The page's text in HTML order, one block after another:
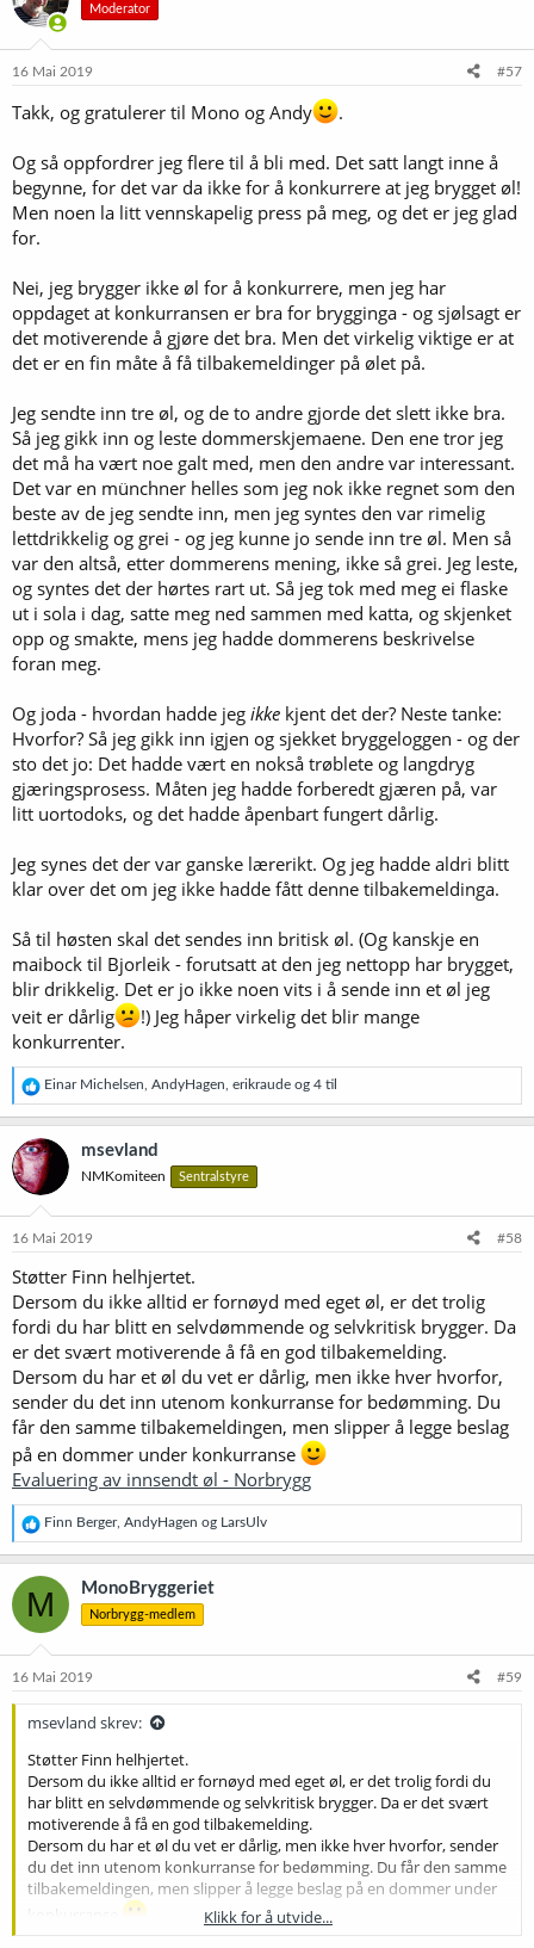
j
o
e
:
Moderator
16 Mai 2019 #57
Takk, og gratulerer til Mono og Andy .
Og så oppfordrer jeg flere til å bli med. Det satt langt inne å
begynne, for det var da ikke for å konkurrere at jeg brygget øl!
Men noen la litt vennskapelig press på meg, og det er jeg glad
for.
Nei, jeg brygger ikke øl for å konkurrere, men jeg har
oppdaget at konkurransen er bra for brygginga - og sjølsagt er
det motiverende å gjøre det bra. Men det virkelig viktige er at
det er en fin måte å få tilbakemeldinger på ølet på.
Jeg sendte inn tre øl, og de to andre gjorde det slett ikke bra.
Så jeg gikk inn og leste dommerskjemaene. Den ene tror jeg
det må ha vært noe galt med, men den andre var interessant.
Det var en münchner helles som jeg nok ikke regnet som den
beste av de jeg sendte inn, men jeg syntes den var rimelig
lettdrikkelig og grei - og jeg kunne jo sende inn tre øl. Men så
var den altså, etter dommerens mening, ikke så grei. Jeg leste,
og syntes det der hørtes rart ut. Så jeg tok med meg ei flaske
ut i sola i dag, satte meg ned sammen med katta, og skjenket
opp og smakte, mens jeg hadde dommerens beskrivelse
foran meg.
Og joda - hvordan hadde jeg ikke kjent det der? Neste tanke:
Hvorfor? Så jeg gikk inn igjen og sjekket bryggeloggen - og der
sto det jo: Det hadde vært en nokså trøblete og langdryg
gjæringsprosess. Måten jeg hadde forberedt gjæren på, var
litt uortodoks, og det hadde åpenbart fungert dårlig.
Jeg synes det der var ganske lærerikt. Og jeg hadde aldri blitt
klar over det om jeg ikke hadde fått denne tilbakemeldinga.
Så til høsten skal det sendes inn britisk øl. (Og kanskje en
maibock til Bjorleik - forutsatt at den jeg nettopp har brygget,
blir drikkelig. Det er jo ikke noen vits i å sende inn et øl jeg
veit er dårlig
!) Jeg håper virkelig det blir mange
konkurrenter.
R
e
a
k
s
j
o
e
:
Einar Michelsen AndyHagen erikraude og 4 til
msevland
NMKomiteen Sentralstyre
16 Mai 2019 #58
Støtter Finn helhjertet.
Dersom du ikke alltid er fornøyd med eget øl, er det trolig
fordi du har blitt en selvdømmende og selvkritisk brygger. Da
er det svært motiverende å få en god tilbakemelding.
Dersom du har et øl du vet er dårlig, men ikke hver hvorfor,
sender du det inn utenom konkurranse for bedømming. Du
får den samme tilbakemeldingen, men slipper å legge beslag
på en dommer under konkurranse
Evaluering av innsendt øl - Norbrygg
R
e
a
k
s
j
o
e
Finn Berger, AndyHagen og LarsUlv
M MonoBryggeriet
Norbrygg-medlem
16 Mai 2019 #59
msevland skrev:
Støtter Finn helhjertet.
Dersom du ikke alltid er fornøyd med eget øl, er det trolig fordi du
har blitt en selvdømmende og selvkritisk brygger. Da er det svært
motiverende å få en god tilbakemelding.
Dersom du har et øl du vet er dårlig, men ikke hver hvorfor, sender
du det inn utenom konkurranse for bedømming. Du får den samme
tilbakemeldingen, men slipper å legge beslag på en dommer under
konkurranse
Klikk for å utvide...